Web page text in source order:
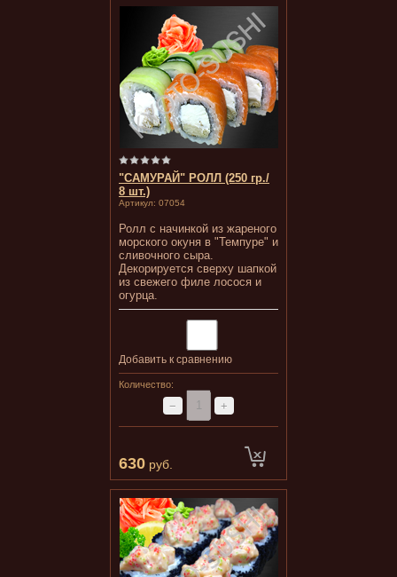
"САМУРАЙ" РОЛЛ (250 гр./
8 шт.)
Артикул: 07054
Ролл с начинкой из жареного
морского окуня в "Темпуре" и
сливочного сыра.
Декорируется сверху шапкой
из свежего филе лосося и
огурца.
Добавить к сравнению
Количество:
− +
630 руб.